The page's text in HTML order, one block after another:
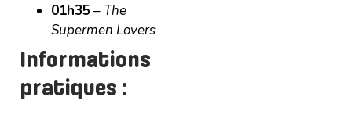
01h35 – The
Supermen Lovers
Informations
pratiques :